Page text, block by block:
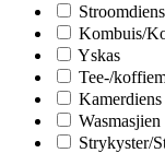
Kombuis/
Yskas
Tee-/
Kamerdiens
Wasmasjien
Strykyster/